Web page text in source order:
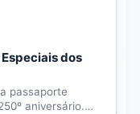
dos
passaporte
aniversário.